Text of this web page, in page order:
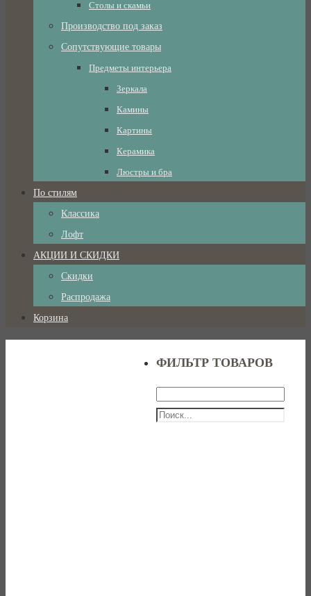
Столы и скамьи
Производство под заказ
Сопутствующие товары
Предметы интерьера
Зеркала
Камины
Картины
Керамика
Люстры и бра
По стилям
Классика
Лофт
АКЦИИ И СКИДКИ
Скидки
Распродажа
Корзина
ФИЛЬТР ТОВАРОВ